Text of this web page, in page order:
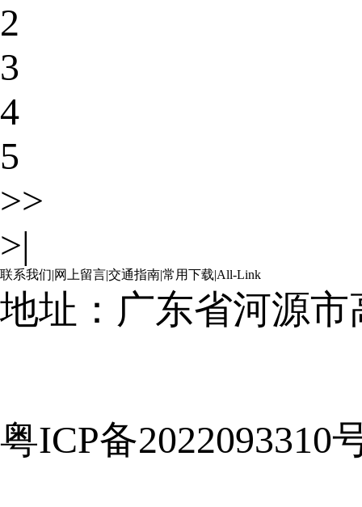
2
3
4
5
>>
>|
联系我们|网上留言|交通指南|常用下载|All-Link
地址：广东省河源
粤ICP备2022093310